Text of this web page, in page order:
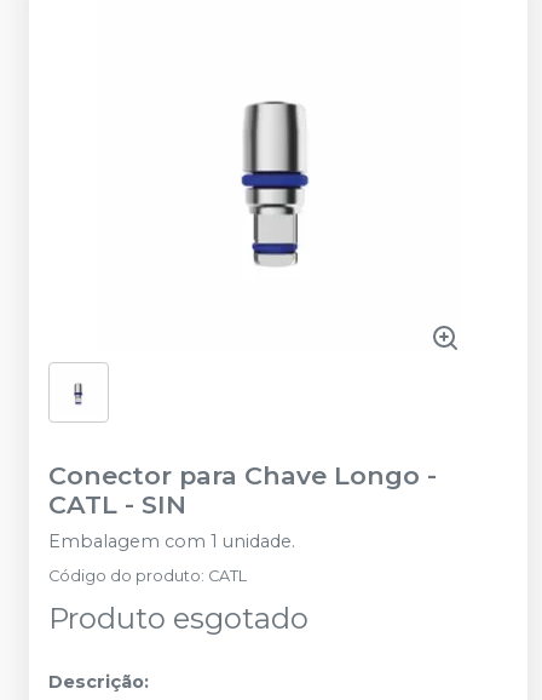
Conector para Chave Longo -
CATL - SIN
Embalagem com 1 unidade.
Código do produto: CATL
Produto esgotado
Descrição: